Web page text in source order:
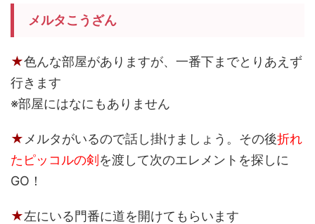
メルタこうざん
★色んな部屋がありますが、一番下までとりあえず
行きます
※部屋にはなにもありません
★ メルタがいるので話し掛けましょう。その後折れ
たピッコルの剣 を渡して次のエレメントを探しに
GO！
★左にいる門番に道を開けてもらいます